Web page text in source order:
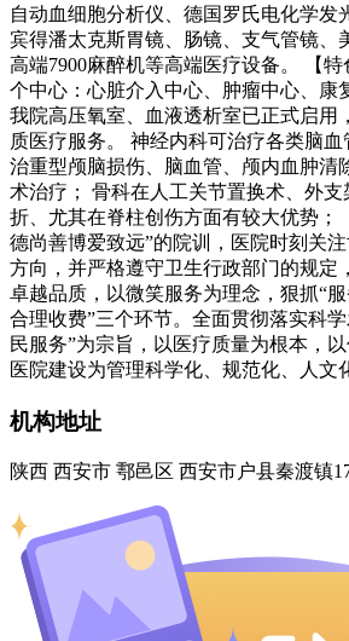
自动血细胞分析仪、德国罗氏电化学发
宾得潘太克斯胃镜、肠镜、支气管镜、
高端7900麻醉机等高端医疗设备。 【
个中心：心脏介入中心、肿瘤中心、康
我院高压氧室、血液透析室已正式启用
质医疗服务。 神经内科可治疗各类脑
治重型颅脑损伤、脑血管、颅内血肿清
术治疗； 骨科在人工关节置换术、外
折、尤其在脊柱创伤方面有较大优势；
德尚善博爱致远”的院训，医院时刻关
方向，并严格遵守卫生行政部门的规定
卓越品质，以微笑服务为理念，狠抓“服
合理收费”三个环节。全面贯彻落实科
民服务”为宗旨，以医疗质量为根本，
医院建设为管理科学化、规范化、人文
机构地址
陕西 西安市 鄠邑区 西安市户县秦渡镇